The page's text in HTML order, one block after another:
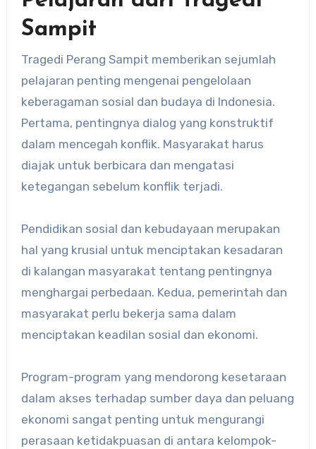
Sampit
Tragedi Perang Sampit memberikan sejumlah
pelajaran penting mengenai pengelolaan
keberagaman sosial dan budaya di Indonesia.
Pertama, pentingnya dialog yang konstruktif
dalam mencegah konflik. Masyarakat harus
diajak untuk berbicara dan mengatasi
ketegangan sebelum konflik terjadi.
Pendidikan sosial dan kebudayaan merupakan
hal yang krusial untuk menciptakan kesadaran
di kalangan masyarakat tentang pentingnya
menghargai perbedaan. Kedua, pemerintah dan
masyarakat perlu bekerja sama dalam
menciptakan keadilan sosial dan ekonomi.
Program-program yang mendorong kesetaraan
dalam akses terhadap sumber daya dan peluang
ekonomi sangat penting untuk mengurangi
perasaan ketidakpuasan di antara kelompok-